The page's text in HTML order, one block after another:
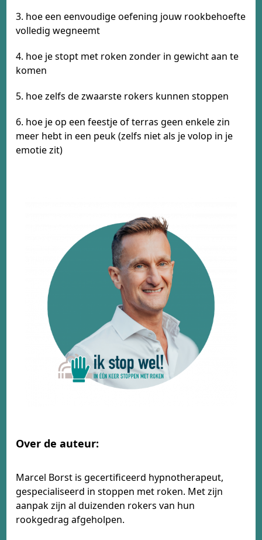
3. hoe een eenvoudige oefening jouw rookbehoefte
volledig wegneemt
4. hoe je stopt met roken zonder in gewicht aan te
komen
5. hoe zelfs de zwaarste rokers kunnen stoppen
6. hoe je op een feestje of terras geen enkele zin
meer hebt in een peuk (zelfs niet als je volop in je
emotie zit)
Over de auteur:
Marcel Borst is gecertificeerd hypnotherapeut,
gespecialiseerd in stoppen met roken. Met zijn
aanpak zijn al duizenden rokers van hun
rookgedrag afgeholpen.